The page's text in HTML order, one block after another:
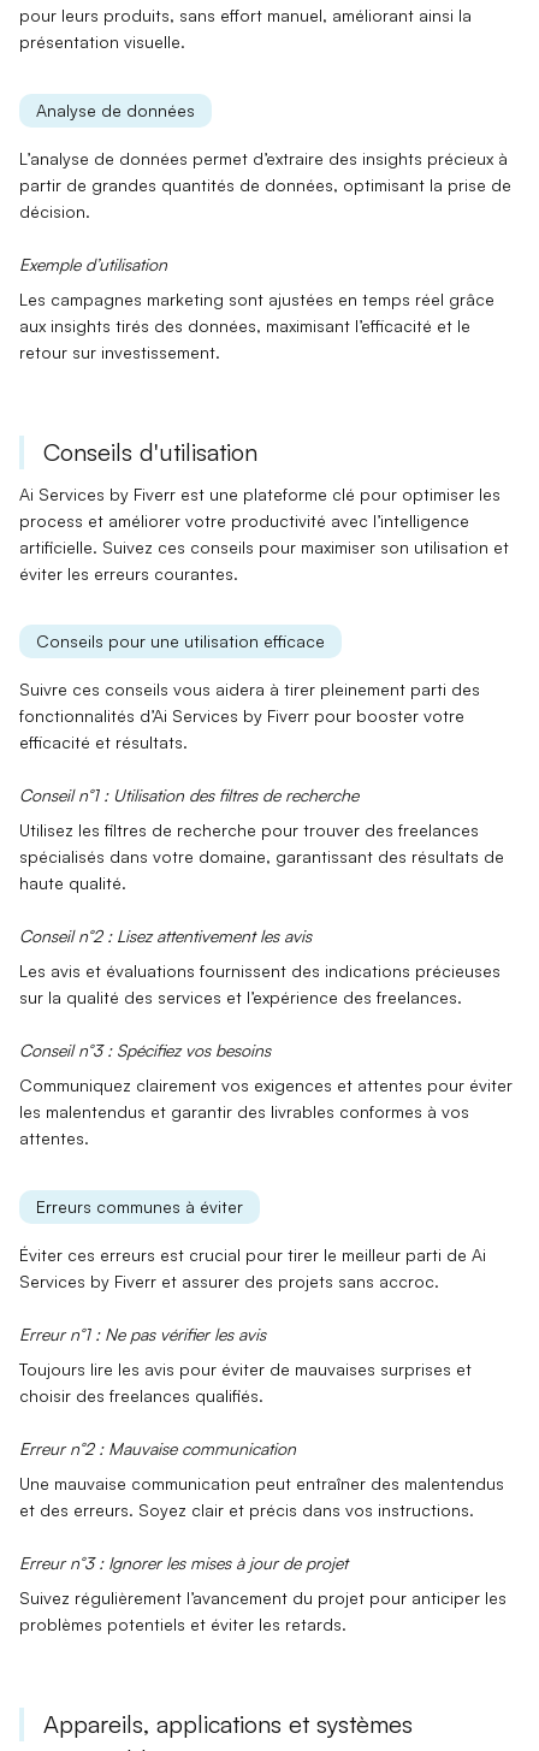
pour leurs produits, sans effort manuel, améliorant ainsi la
présentation visuelle.
Analyse de données
L’analyse de données permet d’extraire des insights précieux à
partir de grandes quantités de données, optimisant la prise de
décision.
Exemple d’utilisation
Les campagnes marketing sont ajustées en temps réel grâce
aux insights tirés des données, maximisant l’efficacité et le
retour sur investissement.
Conseils d'utilisation
Ai Services by Fiverr est une plateforme clé pour optimiser les
process et améliorer votre productivité avec l’intelligence
artificielle. Suivez ces conseils pour maximiser son utilisation et
éviter les erreurs courantes.
Conseils pour une utilisation efficace
Suivre ces conseils vous aidera à tirer pleinement parti des
fonctionnalités d’Ai Services by Fiverr pour booster votre
efficacité et résultats.
Conseil n°1 : Utilisation des filtres de recherche
Utilisez lesfiltres de recherche pour trouver des freelances
spécialisés dans votre domaine, garantissant des résultats de
haute qualité.
Conseil n°2 : Lisez attentivement les avis
Les avis et évaluations fournissent des indications précieuses
sur la qualité des services et l’expérience des freelances.
Conseil n°3 : Spécifiez vos besoins
Communiquez clairement vos exigences et attentes pour éviter
les malentendus et garantir des livrables conformes à vos
attentes.
Erreurs communes à éviter
Éviter ces erreurs est crucial pour tirer le meilleur parti deAi
Services by Fiverr et assurer des projets sans accroc.
Erreur n°1 : Ne pas vérifier les avis
Toujours lire les avis pour éviter de mauvaises surprises et
choisir des freelances qualifiés.
Erreur n°2 : Mauvaise communication
Une mauvaise communication peut entraîner des malentendus
et des erreurs. Soyez clair et précis dans vos instructions.
Erreur n°3 : Ignorer les mises à jour de projet
Suivez régulièrement l’avancement du projet pour anticiper les
problèmes potentiels et éviter les retards.
Appareils, applications et systèmes